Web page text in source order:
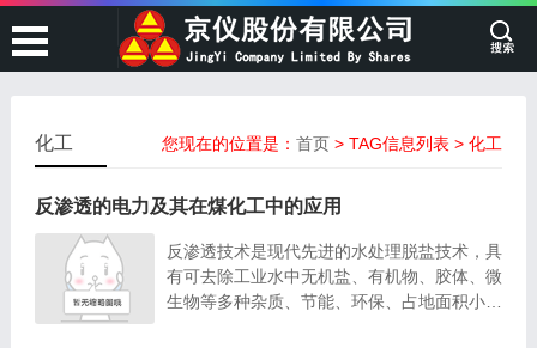
您现在的位置是：首页 > TAG信息列表 > 化工
化工
反渗透的电力及其在煤化工中的应用
反渗透技术是现代先进的水处理脱盐技术，具
有可去除工业水中无机盐、有机物、胶体、微
生物等多种杂质、节能、环保、占地面积小、